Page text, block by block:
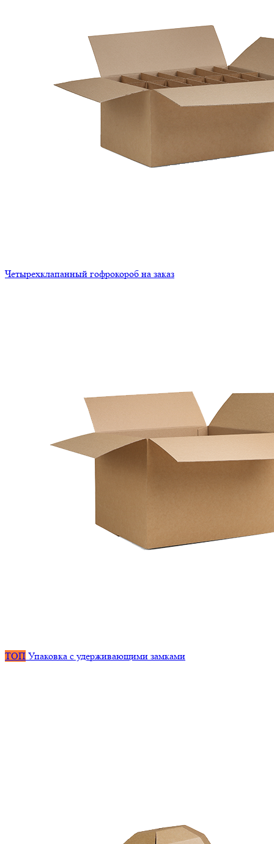
Четырехклапанный гофрокороб на заказ
ТОП Упаковка с удерживающими замками